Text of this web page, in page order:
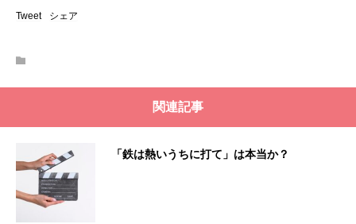
Tweet シェア
関連記事
「鉄は熱いうちに打て」は本当か？